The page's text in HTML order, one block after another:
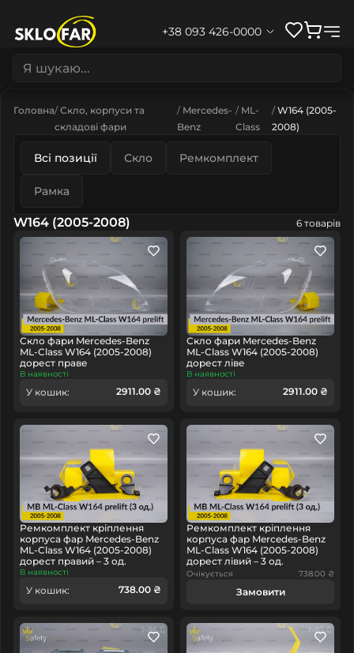
+38 093 426-0000
Головна Скло, корпуси та
складові фари
Mercedes-
Benz
ML-
Class
W164 (2005-
2008)
Всі позиції Скло Ремкомплект
Рамка
W164 (2005-2008) 6 товарів
Скло фари Mercedes-Benz
ML-Class W164 (2005-2008)
дорест праве
В наявності
У кошик: 2911.00 ₴
Скло фари Mercedes-Benz
ML-Class W164 (2005-2008)
дорест ліве
В наявності
У кошик: 2911.00 ₴
Ремкомплект кріплення
корпуса фар Mercedes-Benz
ML-Class W164 (2005-2008)
дорест правий – 3 од.
В наявності
У кошик: 738.00 ₴
Ремкомплект кріплення
корпуса фар Mercedes-Benz
ML-Class W164 (2005-2008)
дорест лівий – 3 од.
Очікується 738.00 ₴
Замовити